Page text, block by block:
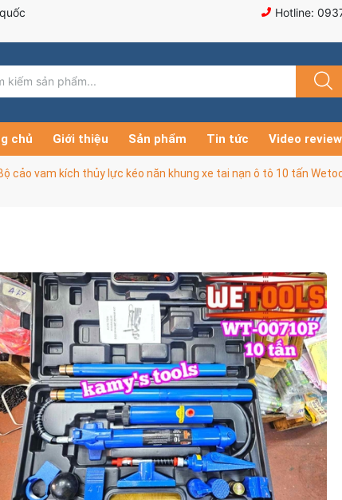
Hotline:
chủ Giới thiệu Sản phẩm Tin tức Video
cảo vam kích thủy lực kéo năn khung xe tai nạn ô tô 10 tấn